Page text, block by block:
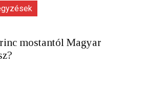
mostantól Magyar